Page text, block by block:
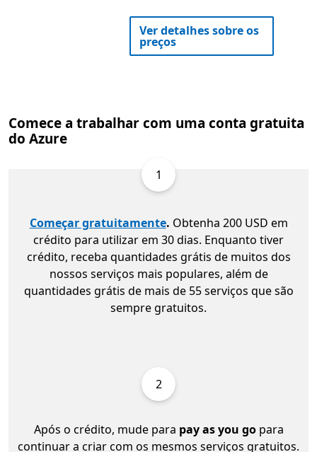
Ver detalhes sobre os
preços
Comece a trabalhar com uma conta gratuita
do Azure
1
Começar gratuitamente. Obtenha 200 USD em
crédito para utilizar em 30 dias. Enquanto tiver
crédito, receba quantidades grátis de muitos dos
nossos serviços mais populares, além de
quantidades grátis de mais de 55 serviços que são
sempre gratuitos.
2
Após o crédito, mude para pay as you gopara
continuar a criar com os mesmos serviços gratuitos.